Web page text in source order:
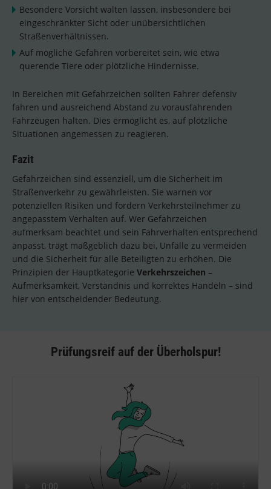
Besondere Vorsicht walten lassen, insbesondere bei
eingeschränkter Sicht oder unübersichtlichen
Straßenverhältnissen.
Auf mögliche Gefahren vorbereitet sein, wie etwa
querende Tiere oder plötzliche Hindernisse.
In Bereichen mit Gefahrzeichen sollten Fahrer defensiv
fahren und ausreichend Abstand zu vorausfahrenden
Fahrzeugen halten. Dies ermöglicht es, auf plötzliche
Situationen angemessen zu reagieren.
Fazit
Gefahrzeichen sind essenziell, um die Sicherheit im
Straßenverkehr zu gewährleisten. Sie warnen vor
potenziellen Risiken und fordern Verkehrsteilnehmer zu
angepasstem Verhalten auf. Wer Gefahrzeichen
aufmerksam beachtet und sein Fahrverhalten entsprechend
anpasst, trägt maßgeblich dazu bei, Unfälle zu vermeiden
und die Sicherheit für alle Beteiligten zu erhöhen. Die
Prinzipien der Hauptkategorie Verkehrszeichen –
Aufmerksamkeit, Verständnis und korrektes Handeln – sind
hier von entscheidender Bedeutung.
Prüfungsreif auf der Überholspur!